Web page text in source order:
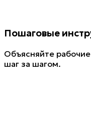
Пошаговые
Объясняйте
шаг за шагом.